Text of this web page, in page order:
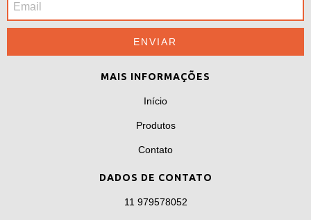
MAIS INFORMAÇÕES
Início
Produtos
Contato
DADOS DE CONTATO
11 979578052